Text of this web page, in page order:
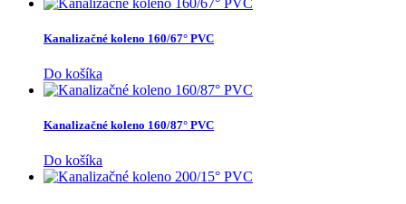
Kanalizačné koleno 160/67° PVC
Do košíka
Kanalizačné koleno 160/87° PVC
Do košíka